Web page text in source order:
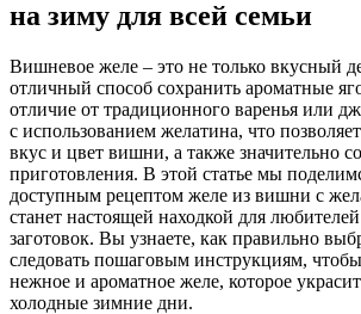
на зиму для всей семьи
Вишневое желе – это не только вкусный
отличный способ сохранить ароматные
отличие от традиционного варенья или
с использованием желатина, что
вкус и цвет вишни, а также значительно
приготовления. В этой статье мы
доступным рецептом желе из вишни с
станет настоящей находкой для
заготовок. Вы узнаете, как правильно
следовать пошаговым инструкциям,
нежное и ароматное желе, которое
холодные зимние дни.